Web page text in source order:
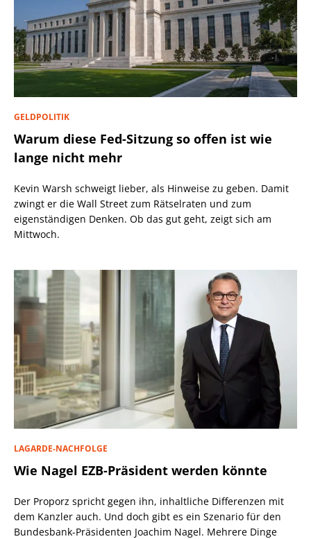
GELDPOLITIK
Warum diese Fed-Sitzung so offen ist wie
lange nicht mehr
Kevin Warsh schweigt lieber, als Hinweise zu geben. Damit
zwingt er die Wall Street zum Rätselraten und zum
eigenständigen Denken. Ob das gut geht, zeigt sich am
Mittwoch.
LAGARDE-NACHFOLGE
Wie Nagel EZB-Präsident werden könnte
Der Proporz spricht gegen ihn, inhaltliche Differenzen mit
dem Kanzler auch. Und doch gibt es ein Szenario für den
Bundesbank-Präsidenten Joachim Nagel. Mehrere Dinge